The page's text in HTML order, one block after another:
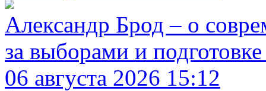
Александр Брод – о
за выборами и
06 августа 2026 15:12